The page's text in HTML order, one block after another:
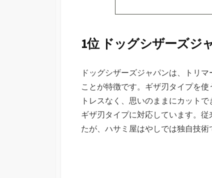
1位 ドッグシザーズジ
ドッグシザーズジャパンは、トリ
ことが特徴です。ギザ刃タイプを
トレスなく、思いのままにカット
ギザ刃タイプに対応しています。
たが、ハサミ屋はやしでは独自技術